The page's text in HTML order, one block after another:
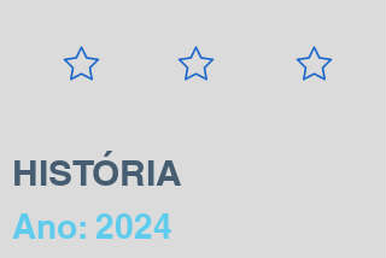
HISTÓRIA
Ano: 2024